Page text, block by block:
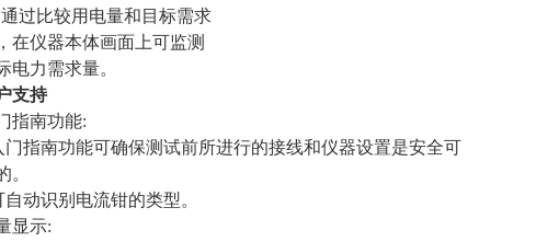
过比较用电量和目标需求
在仪器本体画面上可监测
电力需求量。
支持
指南功能:
门指南功能可确保测试前所进行的接线和仪器设置是安全可
。
自动识别电流钳的类型。
显示: